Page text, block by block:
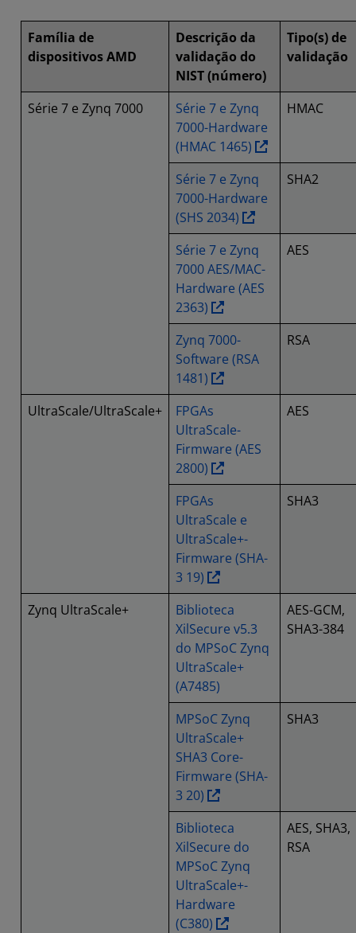
Família de
dispositivos AMD
Descrição da
validação do
NIST (número)
Tipo(s) de
validação
Série 7 e Zynq 7000
Série 7 e Zynq
7000-Hardware
(HMAC 1465)
HMAC
Série 7 e Zynq
7000-Hardware
(SHS 2034)
SHA2
Série 7 e Zynq
7000 AES/MAC-
Hardware (AES
2363)
AES
Zynq 7000-
Software (RSA
1481)
RSA
UltraScale/UltraScale+
FPGAs
UltraScale-
Firmware (AES
2800)
AES
FPGAs
UltraScale e
UltraScale+-
Firmware (SHA-
3 19)
SHA3
Zynq UltraScale+
Biblioteca
XilSecure v5.3
do MPSoC Zynq
UltraScale+
(A7485)
AES-GCM,
SHA3-384
MPSoC Zynq
UltraScale+
SHA3 Core-
Firmware (SHA-
3 20)
SHA3
Biblioteca
XilSecure do
MPSoC Zynq
UltraScale+-
Hardware
(C380)
AES, SHA3,
RSA